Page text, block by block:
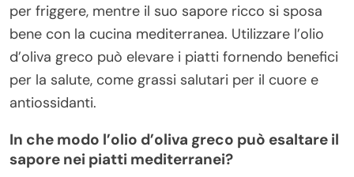
per friggere, mentre il suo sapore ricco si sposa
bene con la cucina mediterranea. Utilizzare l’olio
d’oliva greco può elevare i piatti fornendo benefici
per la salute, come grassi salutari per il cuore e
antiossidanti.
In che modo l’olio d’oliva greco può esaltare il
sapore nei piatti mediterranei?